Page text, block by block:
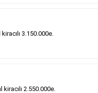
3.150.000e.
2.550.000e.